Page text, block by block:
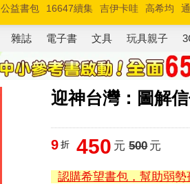
公益書包 16647續集 吉伊卡哇 高希均
馬斯克 玩具總動員5 超慢跑
雜誌 電子書 文具 玩具親子
迎神台灣：圖解
9 折 450 元 500元
認購希望書包，幫助弱勢